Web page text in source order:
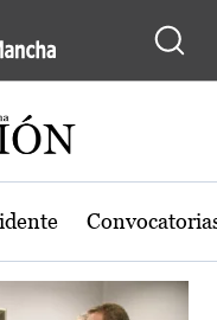
de Castilla-